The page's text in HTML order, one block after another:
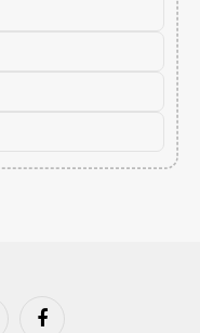
فيسبوك